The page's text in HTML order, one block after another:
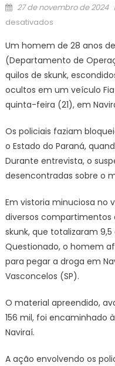
Posted
on
27 de novembro de 2024
desativadosem
apreende
drogas
em
ocultos
carro
que
seguia
para
Paulo
Um homem de 28 anos
(Departamento de
quilos de skunk,
ocultos em um veículo
quinta-feira (21), em
Os policiais faziam
o Estado do Paraná,
Durante entrevista, o
desencontradas sobre o
Em vistoria minuciosa no
diversos compartimentos
skunk, que totalizaram
Questionado, o homem
para pegar a droga em
Vasconcelos (SP).
O material apreendido,
156 mil, foi encaminhado
Naviraí.
A ação envolvendo os